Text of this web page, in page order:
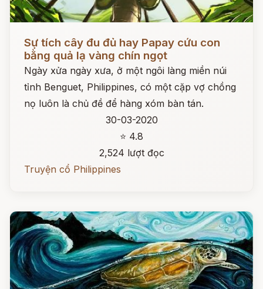
Sự tích cây đu đủ hay Papay cứu con
bằng quả lạ vàng chín ngọt
Ngày xửa ngày xưa, ở một ngôi làng miền núi
tỉnh Benguet, Philippines, có một cặp vợ chồng
nọ luôn là chủ đề để hàng xóm bàn tán.
30-03-2020
⭐ 4.8
2,524 lượt đọc
Truyện cổ Philippines